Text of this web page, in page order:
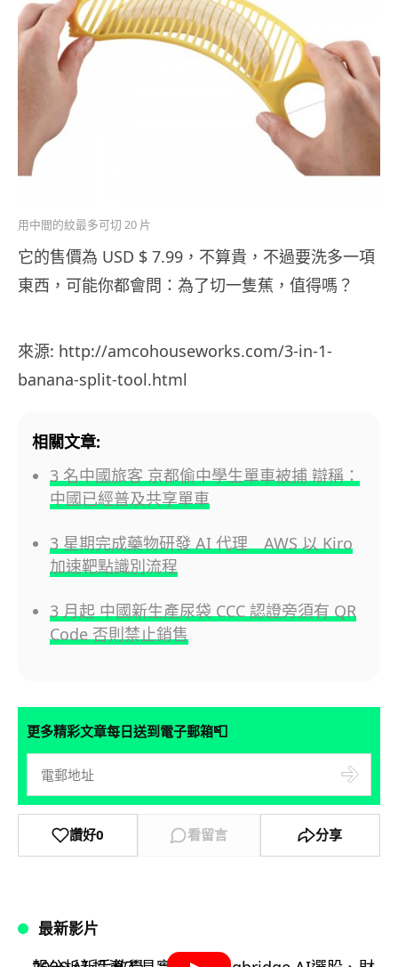
用中間的紋最多可切 20 片
它的售價為 USD $ 7.99，不算貴，不過要洗多一項
東西，可能你都會問：為了切一隻蕉，值得嗎？
來源: http://amcohouseworks.com/3-in-1-
banana-split-tool.html
相關文章:
3 名中國旅客 京都偷中學生單車被捕 辯稱：
中國已經普及共享單車
3 星期完成藥物研發 AI 代理 AWS 以 Kiro
加速靶點識別流程
3 月起 中國新生產尿袋 CCC 認證旁須有 QR
Code 否則禁止銷售
更多精彩文章每日送到電子郵箱📮
讚好0 看留言 分享
最新影片